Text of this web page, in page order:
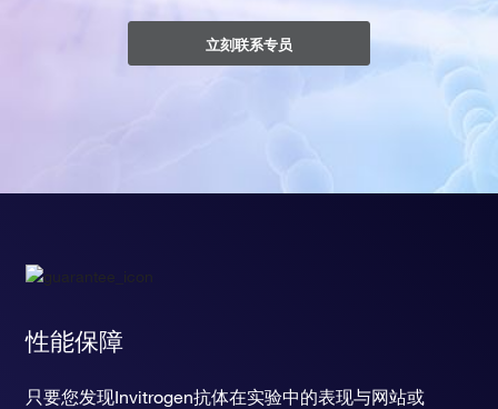
立刻联系专员
性能保障
只要您发现Invitrogen抗体在实验中的表现与网站或